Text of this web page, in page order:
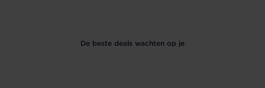
De beste deals wachten op je